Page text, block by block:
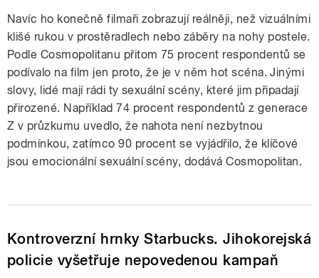
Navíc ho konečně filmaři zobrazují reálněji, než vizuálními
klišé rukou v prostěradlech nebo záběry na nohy postele.
Podle Cosmopolitanu přitom 75 procent respondentů se
podívalo na film jen proto, že je v něm hot scéna. Jinými
slovy, lidé mají rádi ty sexuální scény, které jim připadají
přirozené. Například 74 procent respondentů z generace
Z v průzkumu uvedlo, že nahota není nezbytnou
podmínkou, zatímco 90 procent se vyjádřilo, že klíčové
jsou emocionální sexuální scény, dodává Cosmopolitan.
Kontroverzní hrnky Starbucks. Jihokorejská
policie vyšetřuje nepovedenou kampaň